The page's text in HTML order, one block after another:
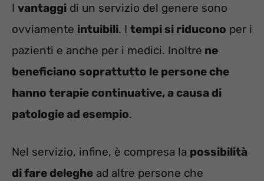
I vantaggi di un servizio del genere sono
ovviamente intuibili. I tempi si riducono per i
pazienti e anche per i medici. Inoltre ne
beneficiano soprattutto le persone che
hanno terapie continuative, a causa di
patologie ad esempio.
Nel servizio, infine, è compresa la possibilità
di fare deleghe ad altre persone che